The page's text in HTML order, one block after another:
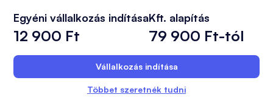
Egyéni vállalkozás indítása
12 900 Ft
Kft. alapítás
79 900 Ft-tól
Vállalkozás indítása
Többet szeretnék tudni